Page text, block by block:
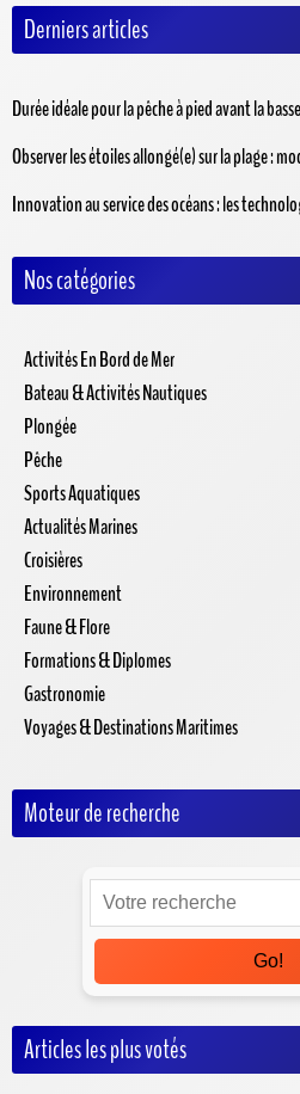
Derniers articles
Durée idéale pour la pêche à pied avant la
Observer les étoiles allongé(e) sur la plage :
Innovation au service des océans : les
Nos catégories
Activités En Bord de Mer
Bateau & Activités Nautiques
Plongée
Pêche
Sports Aquatiques
Actualités Marines
Croisières
Environnement
Faune & Flore
Formations & Diplomes
Gastronomie
Voyages & Destinations Maritimes
Moteur de recherche
Go!
Articles les plus votés